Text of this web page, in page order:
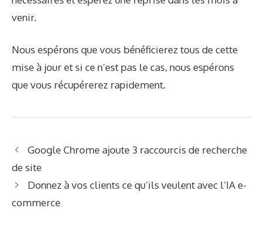
venir.
Nous espérons que vous bénéficierez tous de cette
mise à jour et si ce n’est pas le cas, nous espérons
que vous récupérerez rapidement.
Google Chrome ajoute 3 raccourcis de recherche
de site
Donnez à vos clients ce qu’ils veulent avec l’IA e-
commerce